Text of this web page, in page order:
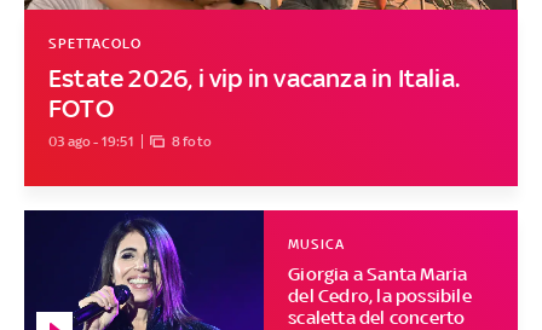
Estate 2026, i vip in vacanza in Italia.
FOTO
SPETTACOLO
03 ago - 19:51 8 foto
Giorgia a Santa Maria
del Cedro, la possibile
scaletta del concerto
MUSICA